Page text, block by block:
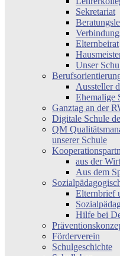
Sekretariat
Elternbeirat
Unser
Aussteller
Ehemalige
Ganztag an der
Digitale Schule
QM
unserer Schule
aus der
Aus dem
Elternbrief
Hilfe bei
Förderverein
Schulgeschichte